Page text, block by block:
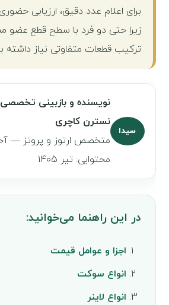
برای اعلام عدد دقیق، ارزیابی
زیرا حتی دو فرد با سطح قطع عضو
ترکیب قطعات متفاوتی نیاز داشته
سیدا
نویسنده و بازبینی
نسترن کاچری
متخصص ارتوز و پروتز —
محتوایی: تیر ۱۴۰۵
در این راهنما می‌خوانید:
اجزا و عوامل قیمت
انواع سوکت
انواع لاینر